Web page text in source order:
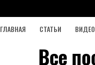
ГЛАВНАЯ СТАТЬИ
Все